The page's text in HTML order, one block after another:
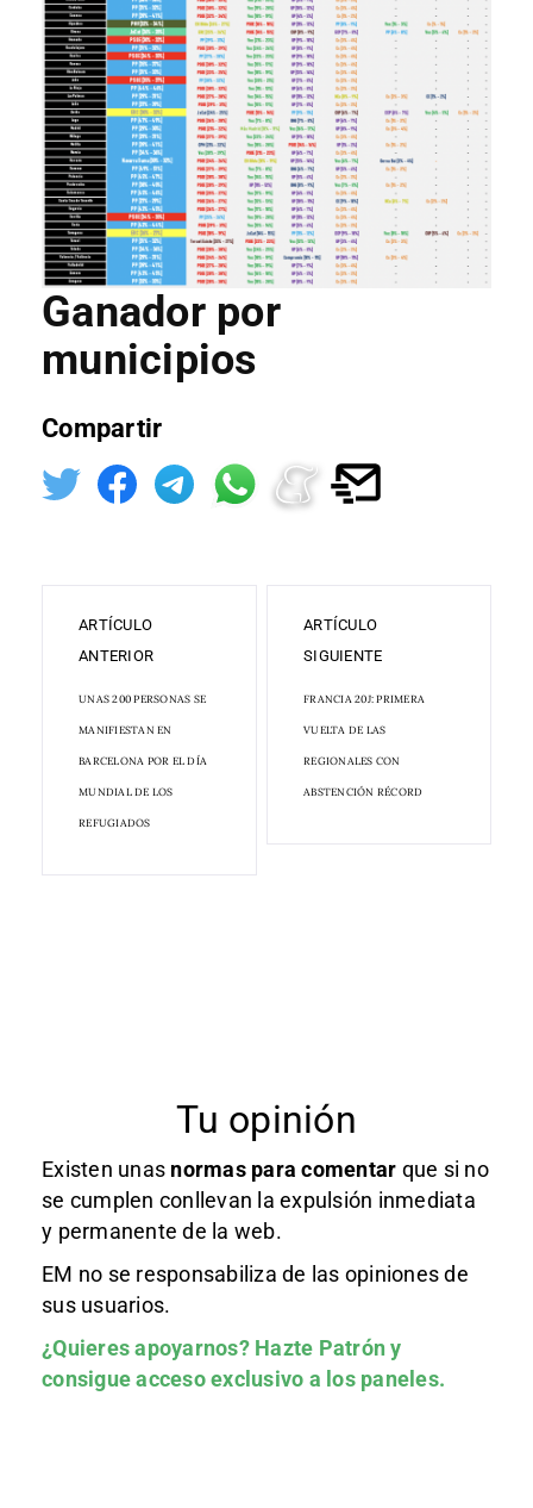
Ganador por
municipios
Compartir
ARTÍCULO
ANTERIOR
UNAS 200 PERSONAS SE
MANIFIESTAN EN
BARCELONA POR EL DÍA
MUNDIAL DE LOS
REFUGIADOS
ARTÍCULO
SIGUIENTE
FRANCIA 20J: PRIMERA
VUELTA DE LAS
REGIONALES CON
ABSTENCIÓN RÉCORD
Tu opinión
Existen unas normas para comentar que si no
se cumplen conllevan la expulsión inmediata
y permanente de la web.
EM no se responsabiliza de las opiniones de
sus usuarios.
¿Quieres apoyarnos? Hazte Patróny
consigue acceso exclusivo a los paneles.